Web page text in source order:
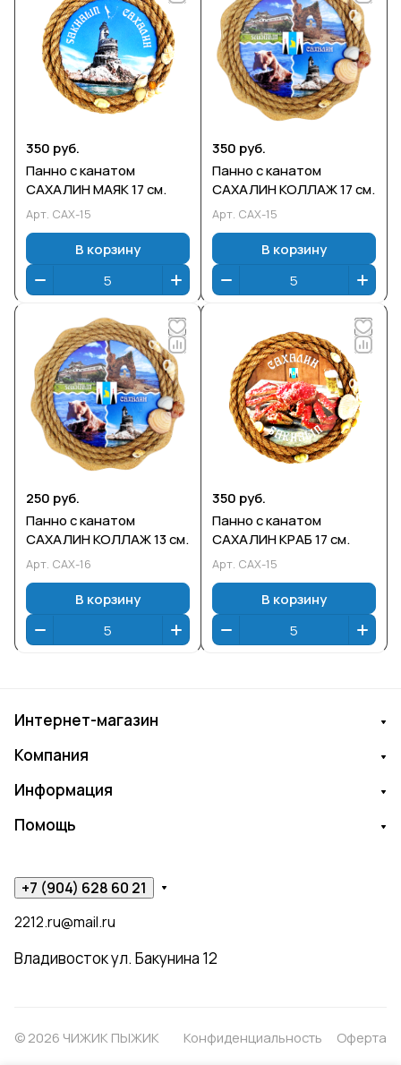
350 руб.
Панно с канатом
САХАЛИН МАЯК 17 см.
Арт. САХ-15
В корзину
350 руб.
Панно с канатом
САХАЛИН КОЛЛАЖ 17 см.
Арт. САХ-15
В корзину
250 руб.
Панно с канатом
САХАЛИН КОЛЛАЖ 13 см.
Арт. САХ-16
В корзину
350 руб.
Панно с канатом
САХАЛИН КРАБ 17 см.
Арт. САХ-15
В корзину
Интернет-магазин
Компания
Информация
Помощь
+7 (904) 628 60 21
2212.ru@mail.ru
Владивосток ул. Бакунина 12
© 2026 ЧИЖИК ПЫЖИК Конфиденциальность Оферта